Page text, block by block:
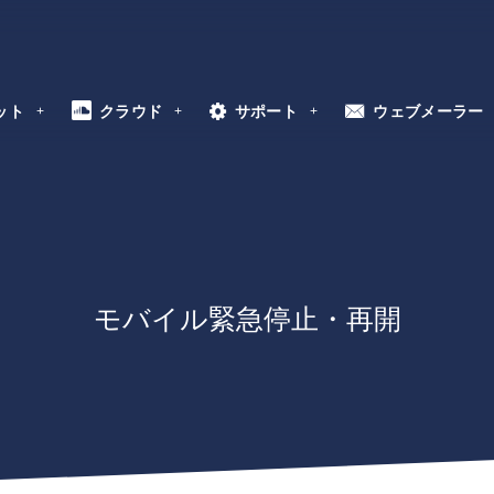
ト クラウド サポート ウェブメーラー
モバイル緊急停止・再開